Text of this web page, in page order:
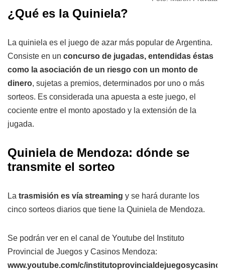
¿Qué es la Quiniela?
La quiniela es el juego de azar más popular de Argentina.
Consiste en un concurso de jugadas, entendidas éstas
como la asociación de un riesgo con un monto de
dinero, sujetas a premios, determinados por uno o más
sorteos. Es considerada una apuesta a este juego, el
cociente entre el monto apostado y la extensión de la
jugada.
Quiniela de Mendoza: dónde se
transmite el sorteo
La trasmisión es vía streaming y se hará durante los
cinco sorteos diarios que tiene la Quiniela de Mendoza.
Se podrán ver en el canal de Youtube del Instituto
Provincial de Juegos y Casinos Mendoza:
www.youtube.com/c/